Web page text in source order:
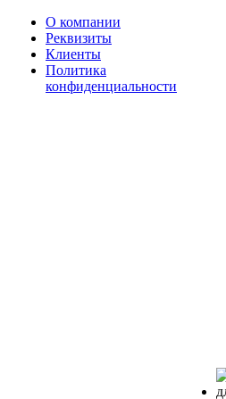
О компании
Реквизиты
Клиенты
Политика
конфиденциальности